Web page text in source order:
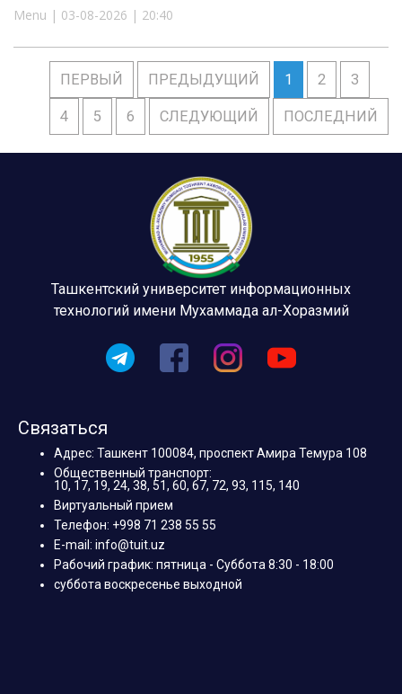
Menu | 03-08-2026 | 20:40
ПЕРВЫЙ ПРЕДЫДУЩИЙ 1 2 3
4 5 6 СЛЕДУЮЩИЙ ПОСЛЕДНИЙ
Ташкентский университет информационных
технологий имени Мухаммада ал-Хоразмий
Связаться
Адрес: Ташкент 100084, проспект Амира Темура 108
Общественный транспорт:
10, 17, 19, 24, 38, 51, 60, 67, 72, 93, 115, 140
Виртуальный прием
Телефон: +998 71 238 55 55
E-mail: info@tuit.uz
Рабочий график: пятница - Суббота 8:30 - 18:00
суббота воскресенье выходной